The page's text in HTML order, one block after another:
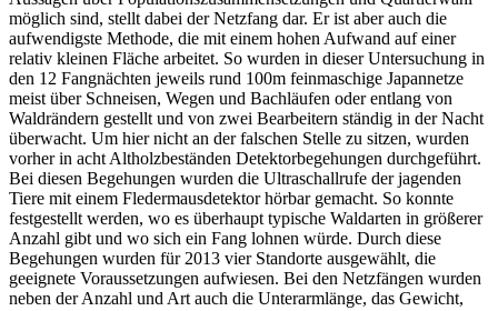
möglich sind, stellt dabei der Netzfang dar. Er ist aber auch die
aufwendigste Methode, die mit einem hohen Aufwand auf einer
relativ kleinen Fläche arbeitet. So wurden in dieser Untersuchung in
den 12 Fangnächten jeweils rund 100m feinmaschige Japannetze
meist über Schneisen, Wegen und Bachläufen oder entlang von
Waldrändern gestellt und von zwei Bearbeitern ständig in der Nacht
überwacht. Um hier nicht an der falschen Stelle zu sitzen, wurden
vorher in acht Altholzbeständen Detektorbegehungen durchgeführt.
Bei diesen Begehungen wurden die Ultraschallrufe der jagenden
Tiere mit einem Fledermausdetektor hörbar gemacht. So konnte
festgestellt werden, wo es überhaupt typische Waldarten in größerer
Anzahl gibt und wo sich ein Fang lohnen würde. Durch diese
Begehungen wurden für 2013 vier Standorte ausgewählt, die
geeignete Voraussetzungen aufwiesen. Bei den Netzfängen wurden
neben der Anzahl und Art auch die Unterarmlänge, das Gewicht,